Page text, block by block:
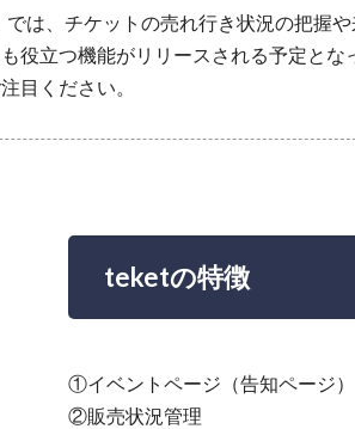
では、チケットの売れ行き状況の把握
役立つ機能がリリースされる予定とな
目ください。
teketの特徴
①イベントページ（告知ページ
②販売状況管理